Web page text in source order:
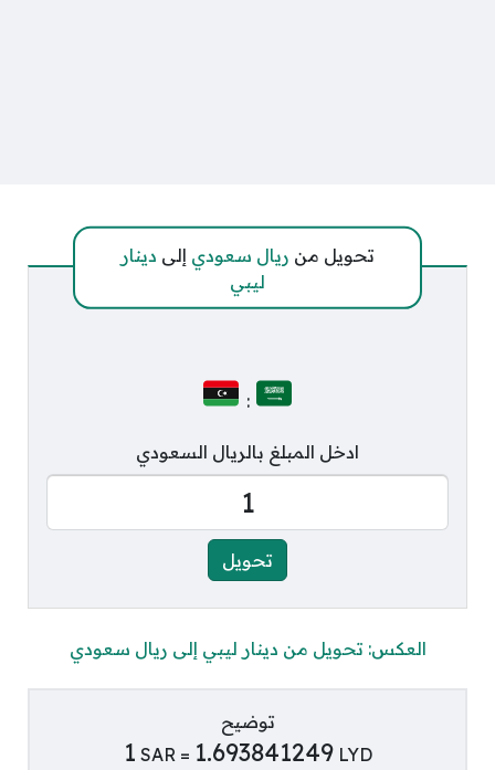
تحويل من ريال سعودي إلى دينار
ليبي
:
ادخل المبلغ بالريال السعودي
العكس: تحويل من دينار ليبي إلى ريال سعودي
توضيح
1 SAR = 1.693841249LYD